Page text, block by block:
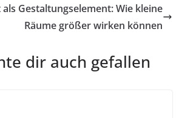
als Gestaltungselement: Wie kleine
Räume größer wirken können
dir auch gefallen